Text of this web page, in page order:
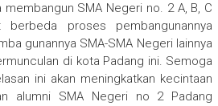
membangun SMA Negeri no. 2 A, B, C
proses pembangunannya
gunannya SMA-SMA Negeri lainnya
di kota Padang ini. Semoga
ini akan meningkatkan kecintaan
alumni SMA Negeri no 2 Padang